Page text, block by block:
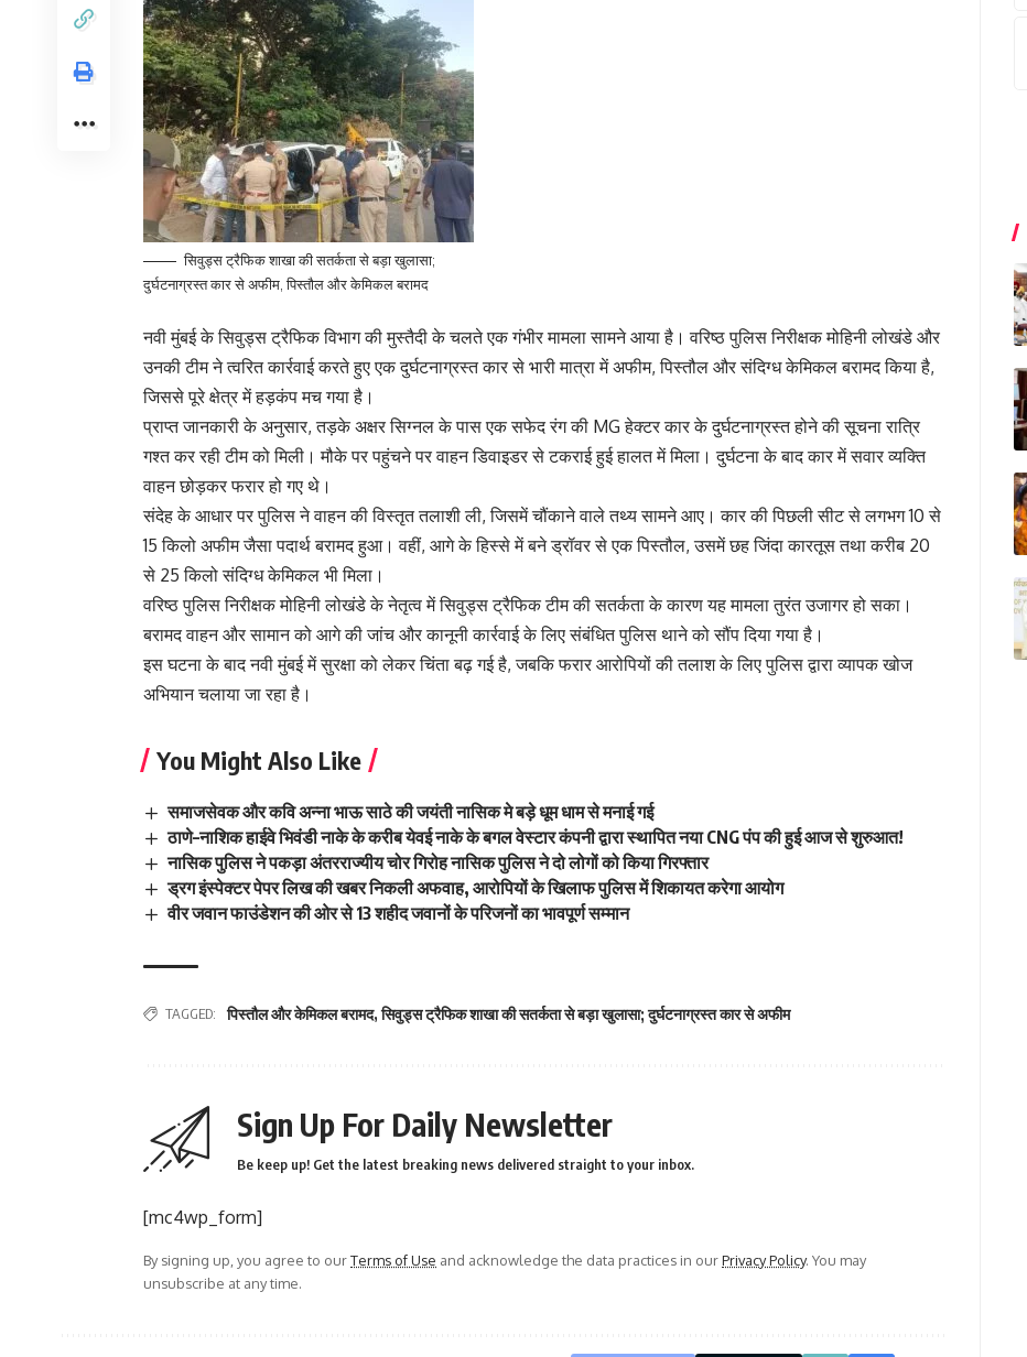
सिवुड्स ट्रैफिक शाखा की सतर्कता से बड़ा खुलासा;
दुर्घटनाग्रस्त कार से अफीम, पिस्तौल और केमिकल बरामद
नवी मुंबई के सिवुड्स ट्रैफिक विभाग की मुस्तैदी के चलते एक गंभीर मामला सामने आया है। वरिष्ठ पुलिस निरीक्षक मोहिनी लोखंडे और
उनकी टीम ने त्वरित कार्रवाई करते हुए एक दुर्घटनाग्रस्त कार से भारी मात्रा में अफीम, पिस्तौल और संदिग्ध केमिकल बरामद किया है,
जिससे पूरे क्षेत्र में हड़कंप मच गया है।
प्राप्त जानकारी के अनुसार, तड़के अक्षर सिग्नल के पास एक सफेद रंग की MG हेक्टर कार के दुर्घटनाग्रस्त होने की सूचना रात्रि
गश्त कर रही टीम को मिली। मौके पर पहुंचने पर वाहन डिवाइडर से टकराई हुई हालत में मिला। दुर्घटना के बाद कार में सवार व्यक्ति
वाहन छोड़कर फरार हो गए थे।
संदेह के आधार पर पुलिस ने वाहन की विस्तृत तलाशी ली, जिसमें चौंकाने वाले तथ्य सामने आए। कार की पिछली सीट से लगभग 10 से
15 किलो अफीम जैसा पदार्थ बरामद हुआ। वहीं, आगे के हिस्से में बने ड्रॉवर से एक पिस्तौल, उसमें छह जिंदा कारतूस तथा करीब 20
से 25 किलो संदिग्ध केमिकल भी मिला।
वरिष्ठ पुलिस निरीक्षक मोहिनी लोखंडे के नेतृत्व में सिवुड्स ट्रैफिक टीम की सतर्कता के कारण यह मामला तुरंत उजागर हो सका।
बरामद वाहन और सामान को आगे की जांच और कानूनी कार्रवाई के लिए संबंधित पुलिस थाने को सौंप दिया गया है।
इस घटना के बाद नवी मुंबई में सुरक्षा को लेकर चिंता बढ़ गई है, जबकि फरार आरोपियों की तलाश के लिए पुलिस द्वारा व्यापक खोज
अभियान चलाया जा रहा है।
You Might Also Like
समाजसेवक और कवि अन्ना भाऊ साठे की जयंती नासिक मे बड़े धूम धाम से मनाई गई
ठाणे–नाशिक हाईवे भिवंडी नाके के करीब येवई नाके के बगल वेस्टार कंपनी द्वारा स्थापित नया CNG पंप की हुई आज से शुरुआत!
नासिक पुलिस ने पकड़ा अंतरराज्यीय चोर गिरोह नासिक पुलिस ने दो लोगों को किया गिरफ्तार
ड्रग इंस्पेक्टर पेपर लिख की खबर निकली अफवाह, आरोपियों के खिलाफ पुलिस में शिकायत करेगा आयोग
वीर जवान फाउंडेशन की ओर से 13 शहीद जवानों के परिजनों का भावपूर्ण सम्मान
TAGGED: पिस्तौल और केमिकल बरामद,सिवुड्स ट्रैफिक शाखा की सतर्कता से बड़ा खुलासा; दुर्घटनाग्रस्त कार से अफीम
Sign Up For Daily Newsletter
Be keep up! Get the latest breaking news delivered straight to your inbox.
[mc4wp_form]
By signing up, you agree to ourTerms of Use and acknowledge the data practices in ourPrivacy Policy. You may
unsubscribe at any time.